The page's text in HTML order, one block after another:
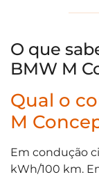
O que
BMW M
Qual o
M
Em condução
kWh/100 km.